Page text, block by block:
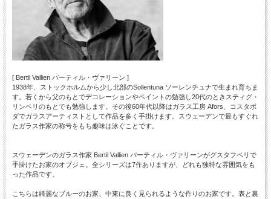
[ Bertil Vallien バーティル・ヴァリーン ]
1938年、ストックホルムから少し北部のSollentuna ソーレンチュナで生まれ育ちま
す。若くから父のもとでデコレーションやペイントの勉強し20代のときスティグ・
リンベリのもとでも勉強します。その後60年代以降はガラス工房 Afors、コスタボ
ダでガラスアーティストとして作品を多く手掛けます。スウェーデンで最もすぐれ
たガラス作家の称号をもち趣味は泳ぐことです。
スウェーデンのガラス作家 Bertil Vallien バーティル・ヴァリーンがグスタフベリで
手掛けたお家のオブジェ。全シリーズは7作ありますが、どれも独特な雰囲気をも
った作品です。
こちらは綺麗なブルーのお家、中東に良く見られるような作りのお家です。表と裏